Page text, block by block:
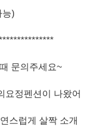
)
문의주세요~
요정펜션이 나왔어
스럽게 살짝 소개